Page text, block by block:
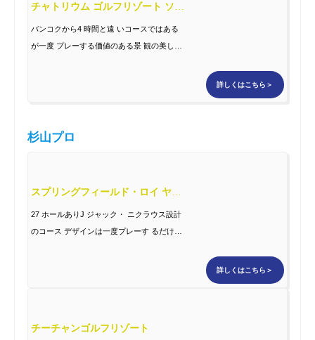
チャトリウム ゴルフリゾート ソイダオ
バンコクから4 時間と遠 いコースではある
が一度 プレーする価値のある景 観の美しい
詳しくはこちら＞
杉山プロ
スプリングフィールド・ロイ ヤルカントリークラブ
27 ホールありJ ジャック・ ニクラウス設計
のコース デザインは一度プレーす るだけで
詳しくはこちら＞
チーチャンゴルフリゾート